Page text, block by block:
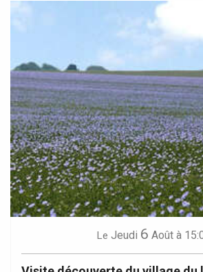
Le Jeudi 6 Août à